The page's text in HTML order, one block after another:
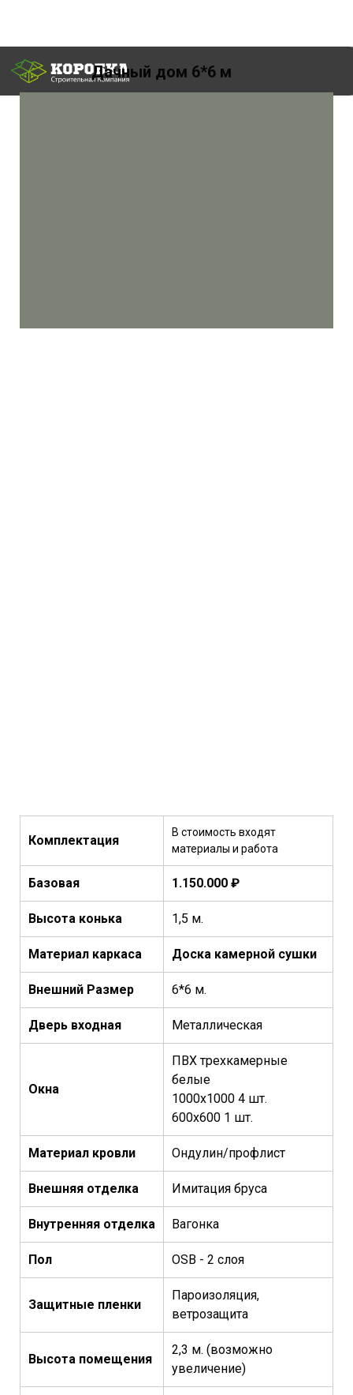
Комплектация
В стоимость входят
материалы и работа
Базовая 1.150.000 ₽
Высота конька 1,5 м.
Материал каркаса Доска камерной сушки
Внешний Размер 6*6 м.
Дверь входная Металлическая
Окна
ПВХ трехкамерные
белые
1000х1000 4 шт.
600х600 1 шт.
Материал кровли Ондулин/профлист
Внешняя отделка Имитация бруса
Внутренняя отделка Вагонка
Пол OSB - 2 слоя
Защитные пленки
Пароизоляция,
ветрозащита
Высота помещения
2,3 м. (возможно
увеличение)
Дачный дом 6*6 м